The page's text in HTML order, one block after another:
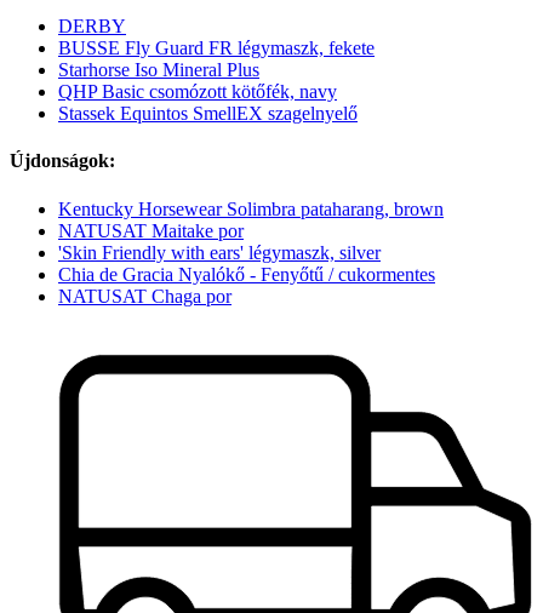
DERBY
BUSSE Fly Guard FR légymaszk, fekete
Starhorse Iso Mineral Plus
QHP Basic csomózott kötőfék, navy
Stassek Equintos SmellEX szagelnyelő
Újdonságok:
Kentucky Horsewear Solimbra pataharang, brown
NATUSAT Maitake por
'Skin Friendly with ears' légymaszk, silver
Chia de Gracia Nyalókő - Fenyőtű / cukormentes
NATUSAT Chaga por